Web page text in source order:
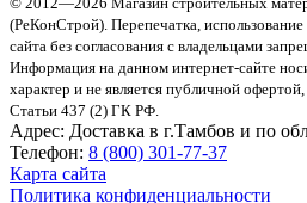
(РеКонСтрой). Перепечатка,
сайта без согласования с владельцами
Информация на данном интернет-сайте
характер и не является публичной
Статьи 437 (2) ГК РФ.
Адрес: Доставка в г.Тамбов и по
Телефон: 8 (800) 301-77-37
Карта сайта
Политика конфиденциальности